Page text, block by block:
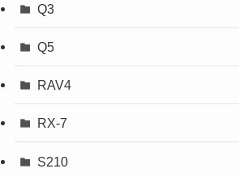
Q3
Q5
RAV4
RX-7
S210